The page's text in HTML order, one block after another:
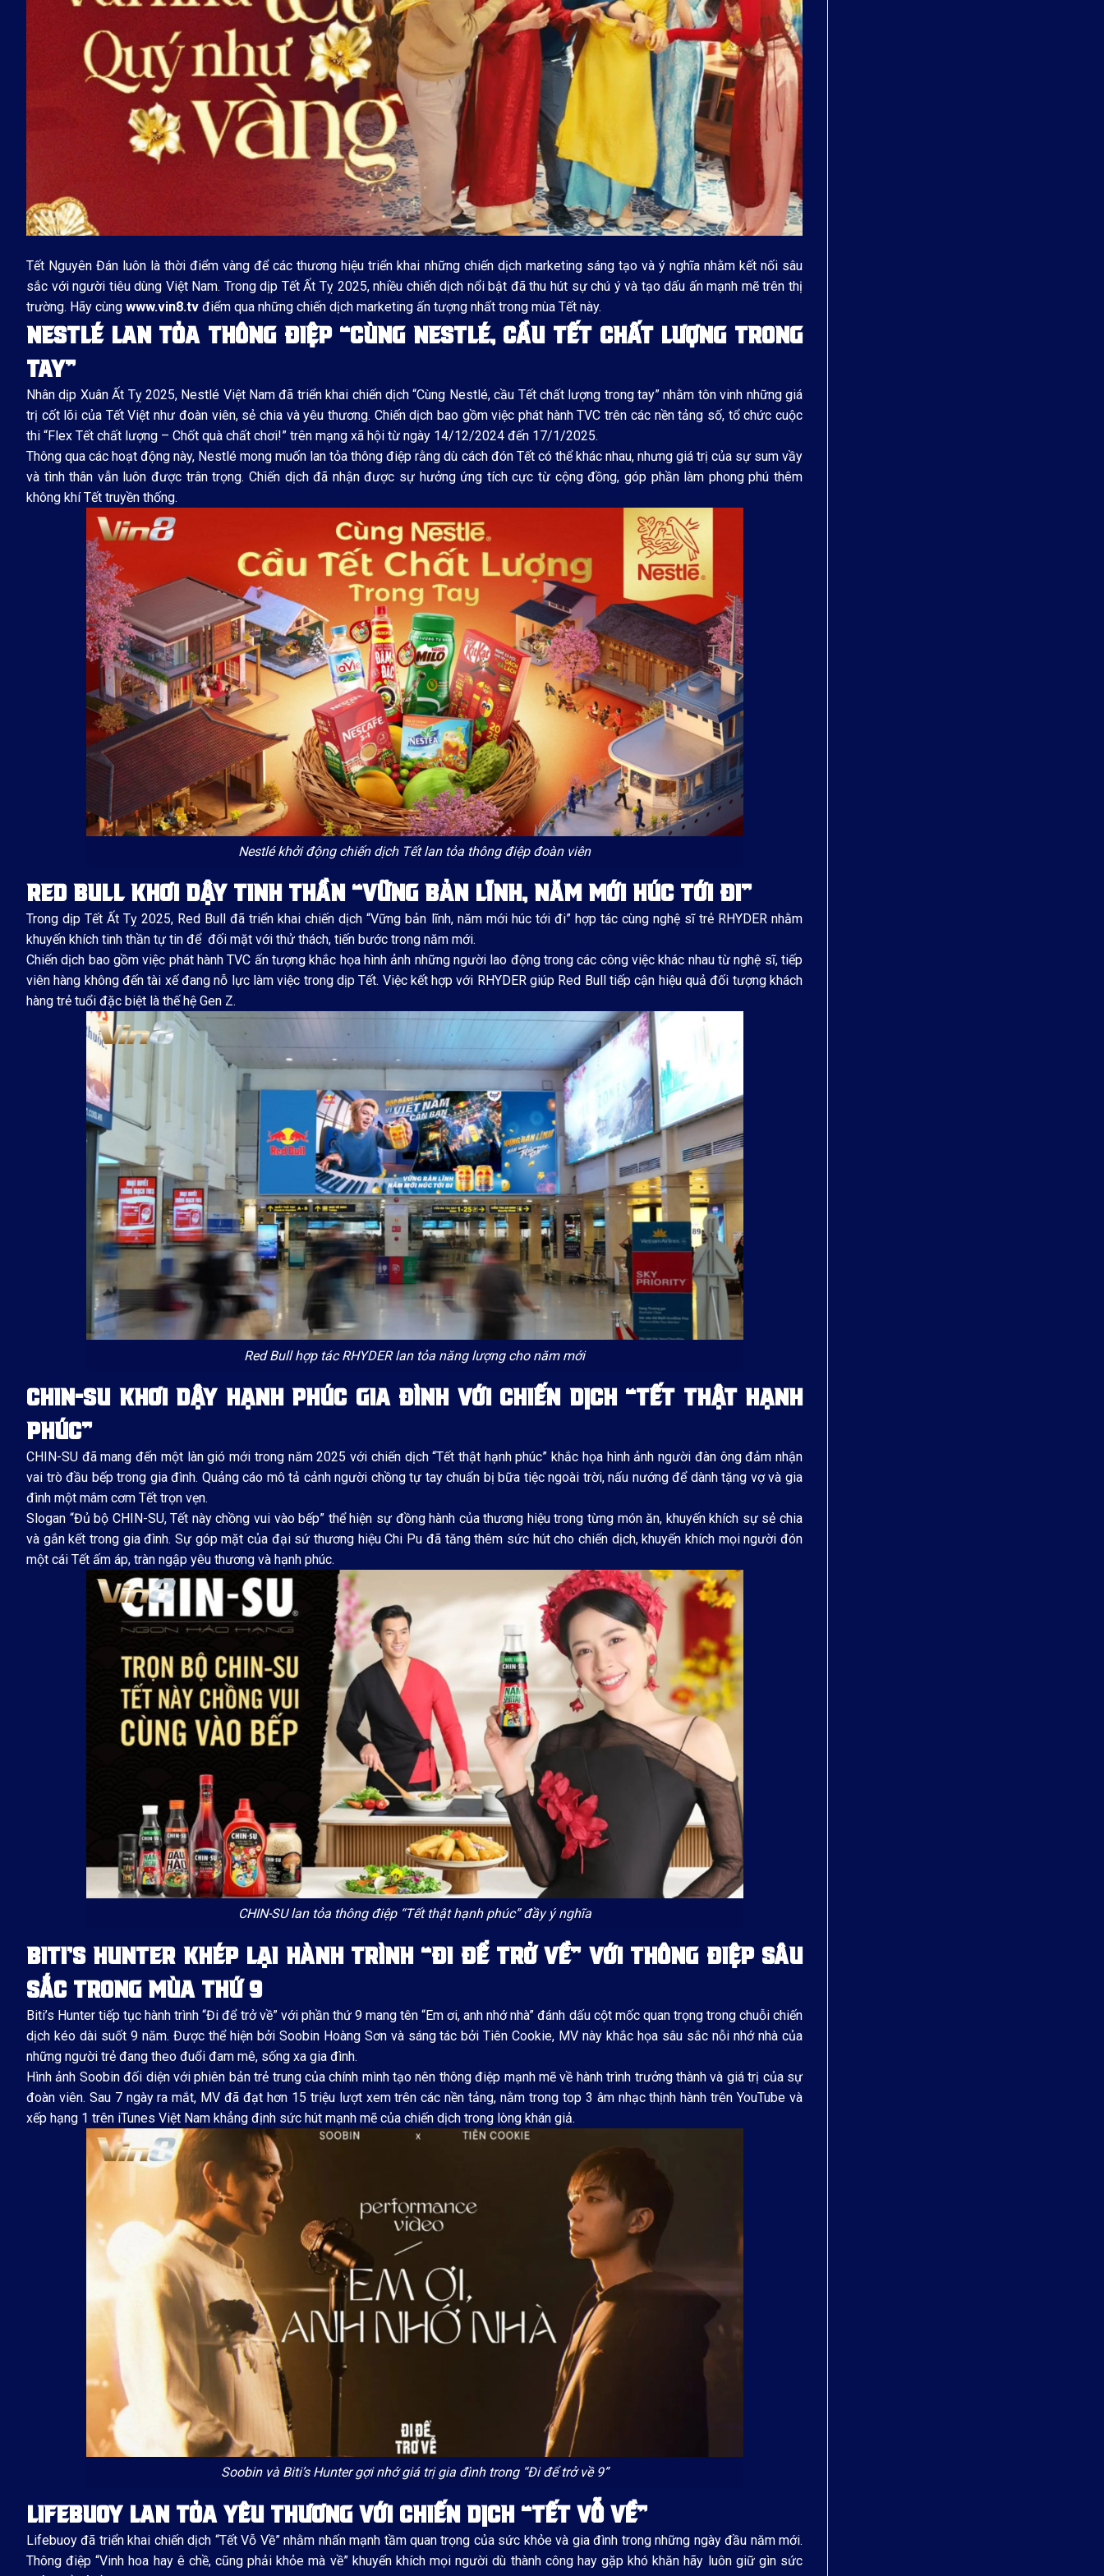
Tết Nguyên Đán luôn là thời điểm vàng để các thương hiệu triển khai những chiến dịch marketing sáng tạo và ý nghĩa nhằm kết nối sâu
sắc với người tiêu dùng Việt Nam. Trong dịp Tết Ất Tỵ 2025, nhiều chiến dịch nổi bật đã thu hút sự chú ý và tạo dấu ấn mạnh mẽ trên thị
trường. Hãy cùng www.vin8.tv điểm qua những chiến dịch marketing ấn tượng nhất trong mùa Tết này.
NESTLÉ LAN TỎA THÔNG ĐIỆP “CÙNG NESTLÉ, CẦU TẾT CHẤT LƯỢNG TRONG
TAY”
Nhân dịp Xuân Ất Tỵ 2025, Nestlé Việt Nam đã triển khai chiến dịch “Cùng Nestlé, cầu Tết chất lượng trong tay” nhằm tôn vinh những giá
trị cốt lõi của Tết Việt như đoàn viên, sẻ chia và yêu thương. Chiến dịch bao gồm việc phát hành TVC trên các nền tảng số, tổ chức cuộc
thi “Flex Tết chất lượng – Chốt quà chất chơi!” trên mạng xã hội từ ngày 14/12/2024 đến 17/1/2025.
Thông qua các hoạt động này, Nestlé mong muốn lan tỏa thông điệp rằng dù cách đón Tết có thể khác nhau, nhưng giá trị của sự sum vầy
và tình thân vẫn luôn được trân trọng. Chiến dịch đã nhận được sự hưởng ứng tích cực từ cộng đồng, góp phần làm phong phú thêm
không khí Tết truyền thống.
Nestlé khởi động chiến dịch Tết lan tỏa thông điệp đoàn viên
RED BULL KHƠI DẬY TINH THẦN “VỮNG BẢN LĨNH, NĂM MỚI HÚC TỚI ĐI”
Trong dịp Tết Ất Tỵ 2025, Red Bull đã triển khai chiến dịch “Vững bản lĩnh, năm mới húc tới đi” hợp tác cùng nghệ sĩ trẻ RHYDER nhằm
khuyến khích tinh thần tự tin để đối mặt với thử thách, tiến bước trong năm mới.
Chiến dịch bao gồm việc phát hành TVC ấn tượng khắc họa hình ảnh những người lao động trong các công việc khác nhau từ nghệ sĩ, tiếp
viên hàng không đến tài xế đang nỗ lực làm việc trong dịp Tết. Việc kết hợp với RHYDER giúp Red Bull tiếp cận hiệu quả đối tượng khách
hàng trẻ tuổi đặc biệt là thế hệ Gen Z.
Red Bull hợp tác RHYDER lan tỏa năng lượng cho năm mới
CHIN-SU KHƠI DẬY HẠNH PHÚC GIA ĐÌNH VỚI CHIẾN DỊCH “TẾT THẬT HẠNH
PHÚC”
CHIN-SU đã mang đến một làn gió mới trong năm 2025 với chiến dịch “Tết thật hạnh phúc” khắc họa hình ảnh người đàn ông đảm nhận
vai trò đầu bếp trong gia đình. Quảng cáo mô tả cảnh người chồng tự tay chuẩn bị bữa tiệc ngoài trời, nấu nướng để dành tặng vợ và gia
đình một mâm cơm Tết trọn vẹn.
Slogan “Đủ bộ CHIN-SU, Tết này chồng vui vào bếp” thể hiện sự đồng hành của thương hiệu trong từng món ăn, khuyến khích sự sẻ chia
và gắn kết trong gia đình. Sự góp mặt của đại sứ thương hiệu Chi Pu đã tăng thêm sức hút cho chiến dịch, khuyến khích mọi người đón
một cái Tết ấm áp, tràn ngập yêu thương và hạnh phúc.
CHIN-SU lan tỏa thông điệp “Tết thật hạnh phúc” đầy ý nghĩa
BITI’S HUNTER KHÉP LẠI HÀNH TRÌNH “ĐI ĐỂ TRỞ VỀ” VỚI THÔNG ĐIỆP SÂU
SẮC TRONG MÙA THỨ 9
Biti’s Hunter tiếp tục hành trình “Đi để trở về” với phần thứ 9 mang tên “Em ơi, anh nhớ nhà” đánh dấu cột mốc quan trọng trong chuỗi chiến
dịch kéo dài suốt 9 năm. Được thể hiện bởi Soobin Hoàng Sơn và sáng tác bởi Tiên Cookie, MV này khắc họa sâu sắc nỗi nhớ nhà của
những người trẻ đang theo đuổi đam mê, sống xa gia đình.
Hình ảnh Soobin đối diện với phiên bản trẻ trung của chính mình tạo nên thông điệp mạnh mẽ về hành trình trưởng thành và giá trị của sự
đoàn viên. Sau 7 ngày ra mắt, MV đã đạt hơn 15 triệu lượt xem trên các nền tảng, nằm trong top 3 âm nhạc thịnh hành trên YouTube và
xếp hạng 1 trên iTunes Việt Nam khẳng định sức hút mạnh mẽ của chiến dịch trong lòng khán giả.
Soobin và Biti’s Hunter gợi nhớ giá trị gia đình trong “Đi để trở về 9”
LIFEBUOY LAN TỎA YÊU THƯƠNG VỚI CHIẾN DỊCH “TẾT VỖ VỀ”
Lifebuoy đã triển khai chiến dịch “Tết Vỗ Về” nhằm nhấn mạnh tầm quan trọng của sức khỏe và gia đình trong những ngày đầu năm mới.
Thông điệp “Vinh hoa hay ê chề, cũng phải khỏe mà về” khuyến khích mọi người dù thành công hay gặp khó khăn hãy luôn giữ gìn sức